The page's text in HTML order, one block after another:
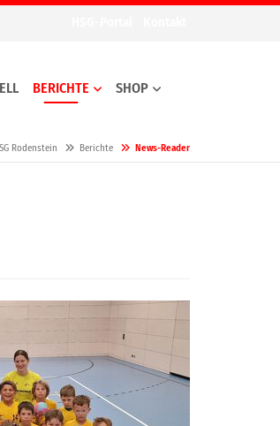
BERICHTE SHOP
Rodenstein Berichte News-Reader